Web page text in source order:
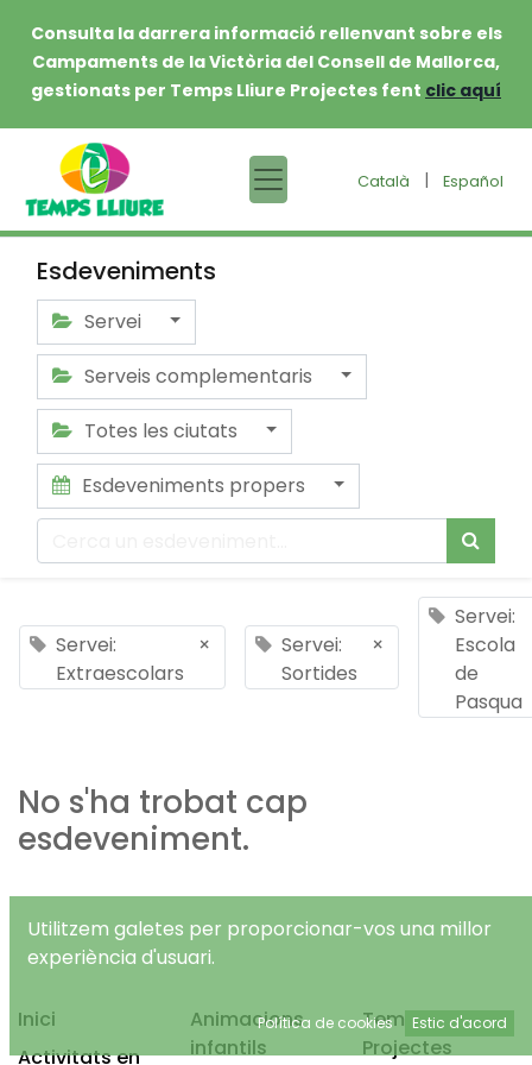
Consulta la darrera informació rellenvant sobre els
Campaments de la Victòria del Consell de Mallorca,
gestionats per Temps Lliure Projectes fent clic aquí
Català | Español
Esdeveniments
Servei
Serveis complementaris
Totes les ciutats
Esdeveniments propers
Servei:
Extraescolars
×
Servei:
Sortides
×
Servei:
Escola
de
Pasqua
No s'ha trobat cap
esdeveniment.
Inici
Activitats en
Animacions
infantils
Temps Lliure
Projectes
Utilitzem galetes per proporcionar-vos una millor
experiència d'usuari.
Política de cookies Estic d'acord